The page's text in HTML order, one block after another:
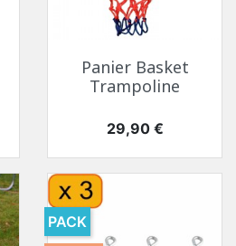
Panier Basket
Trampoline
Prix
29,90 €
PACK